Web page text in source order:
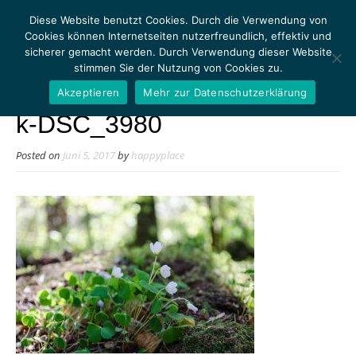
MENU
k-DSC_3980
Posted on Juni 5, 2017byhappyplace
Diese Website benutzt Cookies. Durch die Verwendung von
Cookies können Internetseiten nutzerfreundlich, effektiv und
sicherer gemacht werden. Durch Verwendung dieser Website
stimmen Sie der Nutzung von Cookies zu.
Akzeptieren
Mehr zur Datenschutzerklärung